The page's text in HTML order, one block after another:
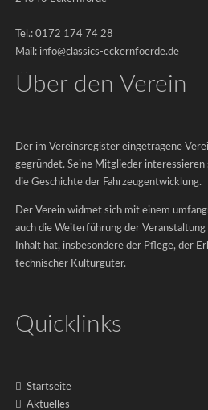
Classics
2022
Classics
2017
Classics
2015
Classics
2013
Galerien-
Archiv
Tel.: 0172 174 74 28
Mail: info@classics-eckernfoerde.de
Über den Verein
Der im Vereinsregister eingetragene
gegründet. Seine Mitglieder interessieren
die Geschichte der Fahrzeugentwicklung.
Der Verein widmet sich mit einem
auch die Weiterführung der
Inhalt hat, insbesondere der Pflege, der
technischer Kulturgüter.
Quicklinks
Startseite
Aktuelles